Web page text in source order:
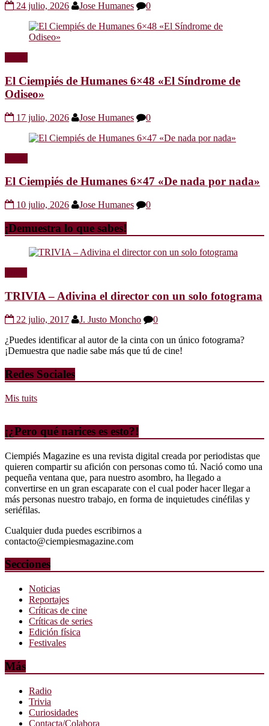
24 julio, 2026 Jose Humanes 0
El Ciempiés de Humanes 6×48 «El Síndrome de
Odiseo»
17 julio, 2026 Jose Humanes 0
El Ciempiés de Humanes 6×47 «De nada por nada»
10 julio, 2026 Jose Humanes 0
¡Demuestra lo que sabes!
TRIVIA – Adivina el director con un solo fotograma
22 julio, 2017 J. Justo Moncho
0
¿Puedes identificar al autor de la cinta con un único fotograma?
¡Demuestra que nadie sabe más que tú de cine!
Redes Sociales
Mis tuits
¡¿Pero qué narices es esto?!
Ciempiés Magazine es una revista digital creada por periodistas que
quieren compartir su afición con personas como tú. Nació como una
pequeña ventana que, para nuestro asombro, ha llegado a
convertirse en un gran escaparate con el cual poder hacer llegar a
más personas nuestro trabajo, en forma de inquietudes cinéfilas y
seriéfilas.
Cualquier duda puedes escribirnos a
contacto@ciempiesmagazine.com
Secciones
Noticias
Reportajes
Críticas de cine
Críticas de series
Edición física
Festivales
Más
Radio
Trivia
Curiosidades
Contacta/Colabora